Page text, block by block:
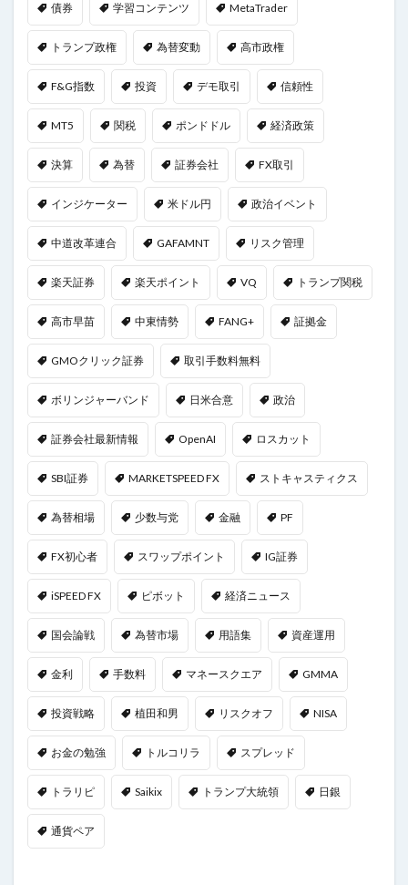
債券 学習コンテンツ MetaTrader
トランプ政権 為替変動 高市政権
F&G指数 投資 デモ取引 信頼性
MT5 関税 ポンドドル 経済政策
決算 為替 証券会社 FX取引
インジケーター 米ドル円 政治イベント
中道改革連合 GAFAMNT リスク管理
楽天証券 楽天ポイント VQ トランプ関税
高市早苗 中東情勢 FANG+ 証拠金
GMOクリック証券 取引手数料無料
ボリンジャーバンド 日米合意 政治
証券会社最新情報 OpenAI ロスカット
SBI証券 MARKETSPEED FX ストキャスティクス
為替相場 少数与党 金融 PF
FX初心者 スワップポイント IG証券
iSPEED FX ピボット 経済ニュース
国会論戦 為替市場 用語集 資産運用
金利 手数料 マネースクエア GMMA
投資戦略 植田和男 リスクオフ NISA
お金の勉強 トルコリラ スプレッド
トラリピ Saikix トランプ大統領 日銀
通貨ペア